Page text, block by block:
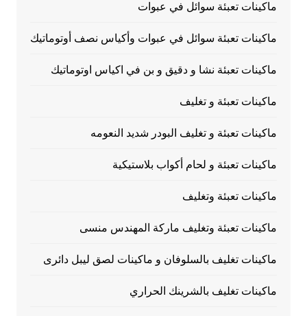
ماكينات تعبئة سوائل في عبوات
ماكينات تعبئة سوائل في عبوات وأكياس نصف أوتوماتيك
ماكينات تعبئة نشا و دقيق و بن في اكياس اوتوماتيك
ماكينات تعبئة و تغليف
ماكينات تعبئة و تغليف البودر شديد النعومه
ماكينات تعبئة و لحام أكواب بلاستيكية
ماكينات تعبئة وتغليف
ماكينات تعبئة وتغليف ماركة المهندس منسى
ماكينات تغليف بالسلوفان و ماكينات لصق ليبل دائرى
ماكينات تغليف بالشرينك الحراري